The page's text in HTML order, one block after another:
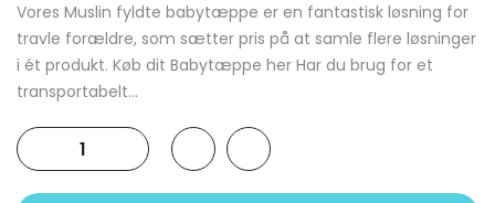
Vores Muslin fyldte babytæppe er en fantastisk løsning for
travle forældre, som sætter pris på at samle flere løsninger
i ét produkt. Køb dit Babytæppe her Har du brug for et
transportabelt...